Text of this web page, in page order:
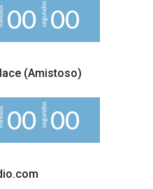
00segundos00
(Amistoso)
00segundos00